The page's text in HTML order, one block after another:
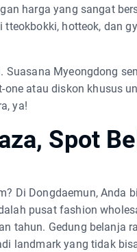
harga yang sangat
tteokbokki, hotteok, dan
Myeongdong
one atau diskon khusus
ya!
Spot
Di Dongdaemun, Anda
pusat fashion
tahun. Gedung belanja
landmark yang tidak